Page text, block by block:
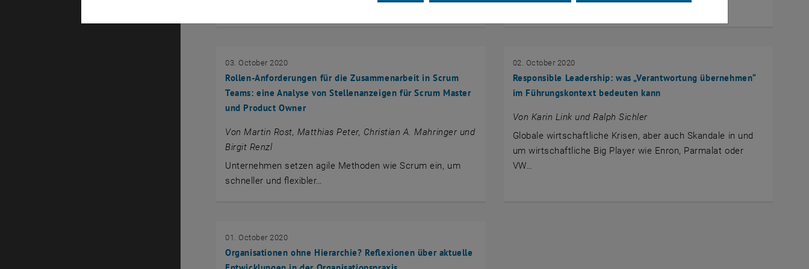
Rollen-Anforderungen für die Zusammenarbeit in Scrum
Teams: eine Analyse von Stellenanzeigen für Scrum Master
und Product Owner
03. October 2020
Von Martin Rost, Matthias Peter, Christian A. Mahringer und
Birgit Renzl
Unternehmen setzen agile Methoden wie Scrum ein, um
schneller und flexibler…
Responsible Leadership: was „Verantwortung übernehmen“
im Führungskontext bedeuten kann
02. October 2020
Von Karin Link und Ralph Sichler
Globale wirtschaftliche Krisen, aber auch Skandale in und
um wirtschaftliche Big Player wie Enron, Parmalat oder
VW…
Organisationen ohne Hierarchie? Reflexionen über aktuelle
01. October 2020